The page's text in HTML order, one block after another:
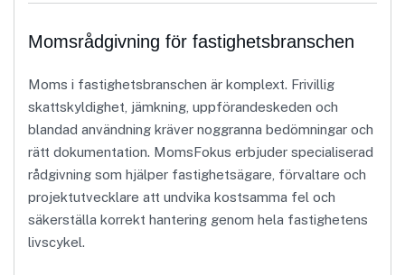
Momsrådgivning för fastighetsbranschen
Moms i fastighetsbranschen är komplext. Frivillig
skattskyldighet, jämkning, uppförandeskeden och
blandad användning kräver noggranna bedömningar och
rätt dokumentation. MomsFokus erbjuder specialiserad
rådgivning som hjälper fastighetsägare, förvaltare och
projektutvecklare att undvika kostsamma fel och
säkerställa korrekt hantering genom hela fastighetens
livscykel.